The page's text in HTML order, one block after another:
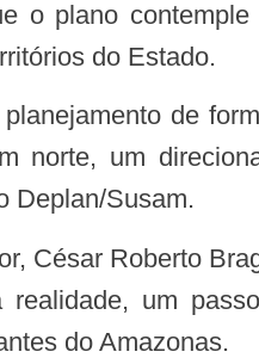
do Estado.
norte, um
Deplan/Susam.
realidade, um
do Amazonas.